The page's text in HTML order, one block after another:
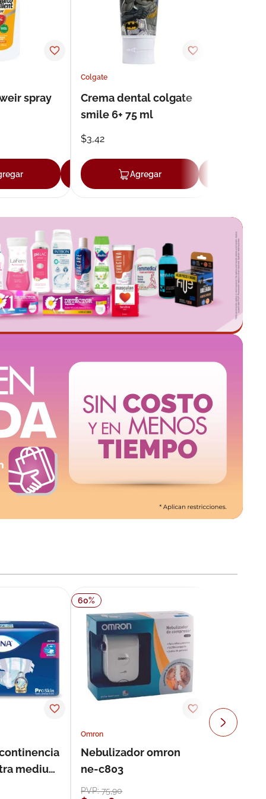
spray
Agregar
Colgate
Crema dental colgate
smile 6+ 75 ml
$3,42
Agregar
medium
60%
Omron
Nebulizador omron
ne-c803
PVP:75,90